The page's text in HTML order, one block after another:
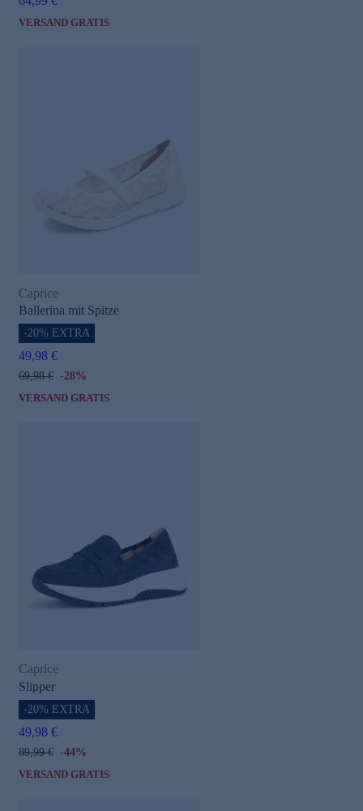
VERSAND GRATIS
Caprice
Ballerina mit Spitze
-20% EXTRA
49,98 €
69,98 € -28%
VERSAND GRATIS
Caprice
Slipper
-20% EXTRA
49,98 €
89,99 € -44%
VERSAND GRATIS